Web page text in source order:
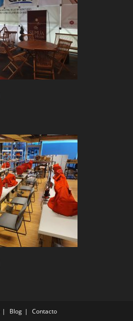
Blog Contacto